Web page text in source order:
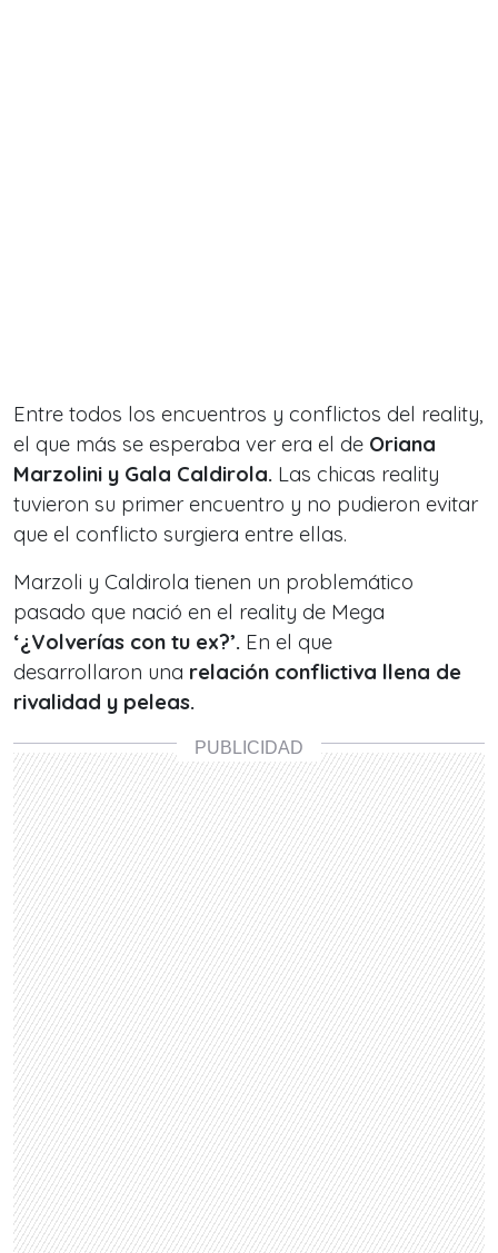
Entre todos los encuentros y conflictos del reality,
el que más se esperaba ver era el de Oriana
Marzolini y Gala Caldirola. Las chicas reality
tuvieron su primer encuentro y no pudieron evitar
que el conflicto surgiera entre ellas.
Marzoli y Caldirola tienen un problemático
pasado que nació en el reality de Mega
‘¿Volverías con tu ex?’. En el que
desarrollaron una relación conflictiva llena de
rivalidad y peleas.